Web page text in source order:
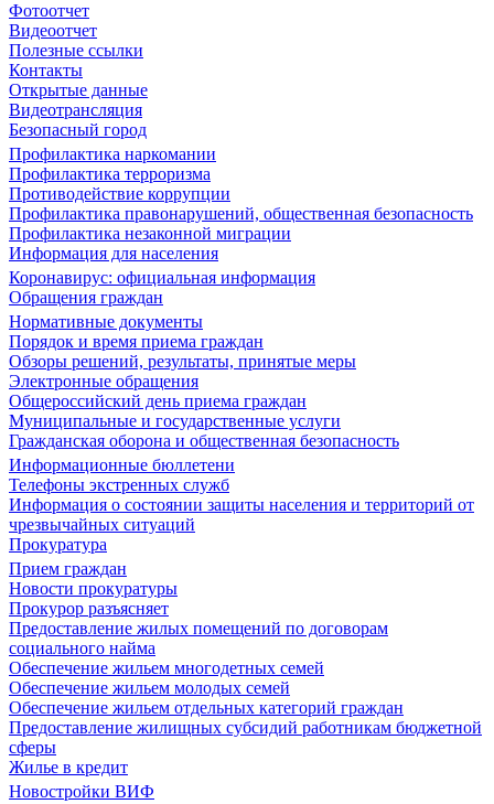
Фотоотчет
Видеоотчет
Полезные ссылки
Контакты
Открытые данные
Видеотрансляция
Безопасный город
Профилактика наркомании
Профилактика терроризма
Противодействие коррупции
Профилактика правонарушений, общественная безопасность
Профилактика незаконной миграции
Информация для населения
Коронавирус: официальная информация
Обращения граждан
Нормативные документы
Порядок и время приема граждан
Обзоры решений, результаты, принятые меры
Электронные обращения
Общероссийский день приема граждан
Муниципальные и государственные услуги
Гражданская оборона и общественная безопасность
Информационные бюллетени
Телефоны экстренных служб
Информация о состоянии защиты населения и территорий от
чрезвычайных ситуаций
Прокуратура
Прием граждан
Новости прокуратуры
Прокурор разъясняет
Предоставление жилых помещений по договорам
социального найма
Обеспечение жильем многодетных семей
Обеспечение жильем молодых семей
Обеспечение жильем отдельных категорий граждан
Предоставление жилищных субсидий работникам бюджетной
сферы
Жилье в кредит
Новостройки ВИФ